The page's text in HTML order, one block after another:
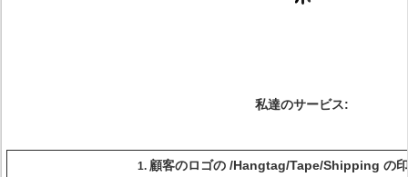
私達のサービス:
1. 顧客のロゴの /Hangtag/Tape/Shipping の